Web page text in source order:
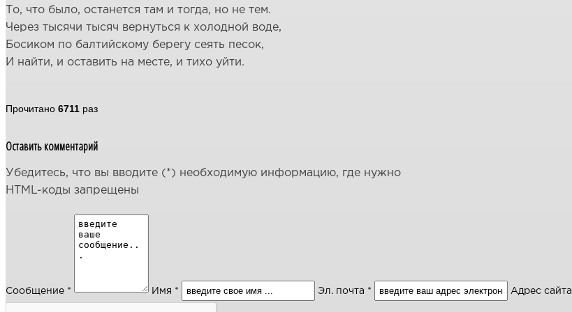
То, что было, останется там и тогда, но не тем.
Через тысячи тысяч вернуться к холодной воде,
Босиком по балтийскому берегу сеять песок,
И найти, и оставить на месте, и тихо уйти.
Прочитано 6711 раз
Оставить комментарий
Убедитесь, что вы вводите (*) необходимую информацию, где нужно
HTML-коды запрещены
Сообщение * Имя * Эл. почта * Адрес сайта